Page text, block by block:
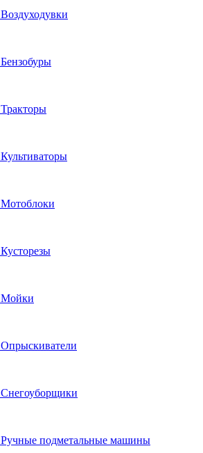
Воздуходувки
Бензобуры
Тракторы
Культиваторы
Мотоблоки
Кусторезы
Мойки
Опрыскиватели
Снегоуборщики
Ручные подметальные машины